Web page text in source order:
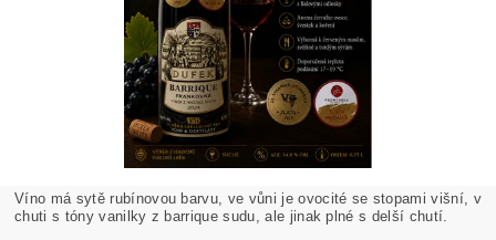
Víno má sytě rubínovou barvu, ve vůni je ovocité se stopami višní, v
chuti s tóny vanilky z barrique sudu, ale jinak plné s delší chutí.